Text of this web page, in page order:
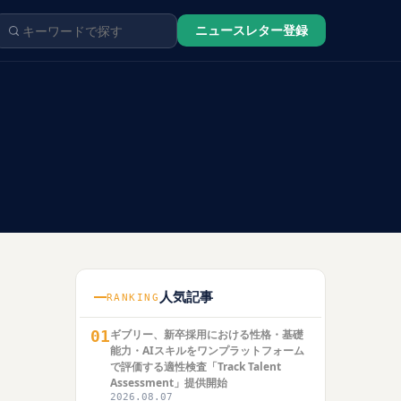
ニュースレター登録
RANKING 人気記事
01ギブリー、新卒採用における性格・基礎
能力・AIスキルをワンプラットフォーム
で評価する適性検査「Track Talent
Assessment」提供開始
2026.08.07